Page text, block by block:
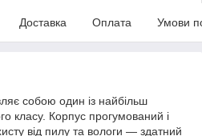
Доставка Оплата Умови
собою один із найбільш
класу. Корпус прогумований і
від пилу та вологи — здатний